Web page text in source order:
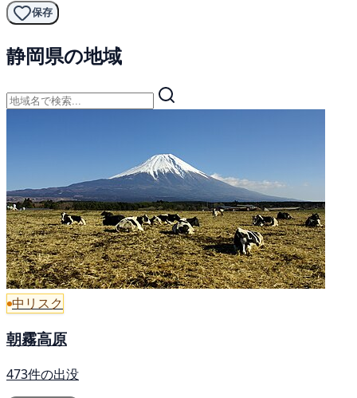
保存
静岡県の地域
中リスク
朝霧高原
473件の出没